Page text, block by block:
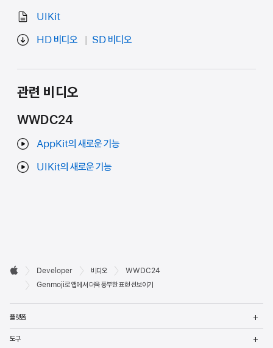
UIKit
HD 비디오
SD 비디오
관련 비디오
WWDC24
AppKit의 새로운 기능
UIKit의 새로운 기능
Developer
바닥글

Developer 비디오
WWDC24
Genmoji로 앱에서 더욱 풍부한 표현 선보이기
플랫폼
도구